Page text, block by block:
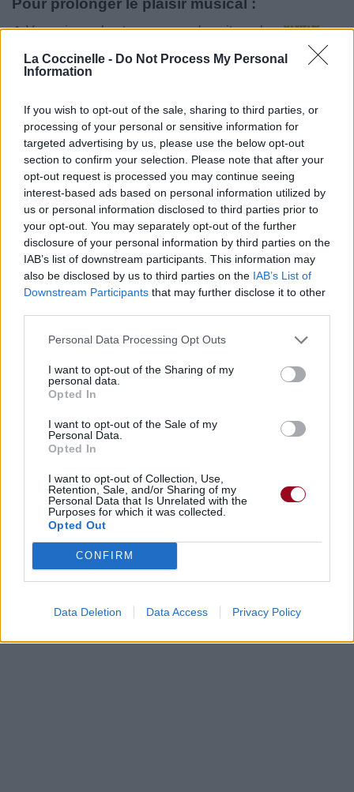
La Coccinelle - Do Not Process My Personal
Information
If you wish to opt-out of the sale, sharing to third parties, or
processing of your personal or sensitive information for
targeted advertising by us, please use the below opt-out
section to confirm your selection. Please note that after your
opt-out request is processed you may continue seeing
interest-based ads based on personal information utilized by
us or personal information disclosed to third parties prior to
your opt-out. You may separately opt-out of the further
disclosure of your personal information by third parties on the
IAB’s list of downstream participants. This information may
also be disclosed by us to third parties on the IAB’s List of
Downstream Participants that may further disclose it to other
Personal Data Processing Opt Outs
I want to opt-out of the Sharing of my
personal data.
Opted In
I want to opt-out of the Sale of my
Personal Data.
Opted In
I want to opt-out of Collection, Use,
Retention, Sale, and/or Sharing of my
Personal Data that Is Unrelated with the
Purposes for which it was collected.
Opted Out
CONFIRM
Data Deletion Data Access Privacy Policy
Pour prolonger le plaisir musical :
Vous aimez chanter, apprenez la guitare chez
Télécharger légalement les MP3 ou trouver le CD sur
Trouver un instrument de musique ou une partition au
meilleur prix sur
⇑
Paroles + Traduction Téléchargement
Vidéos
Commentaires
Voir la vidéo de «Weight Of The
World»
Chanson sans vidéo
Concert/Live
Paroles + Traduction Téléchargement
Commentaires